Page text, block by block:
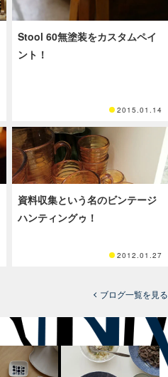
Stool 60無塗装をカスタムペイ
ント！
2015.01.14
資料収集という名のビンテージ
ハンティングゥ！
2012.01.27
ブログ一覧を見る